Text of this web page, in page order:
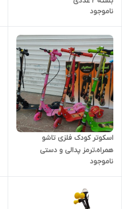
ناموجود
اسکوتر کودک فلزی تاشو
همراه،ترمز پدالی و دستی
ناموجود